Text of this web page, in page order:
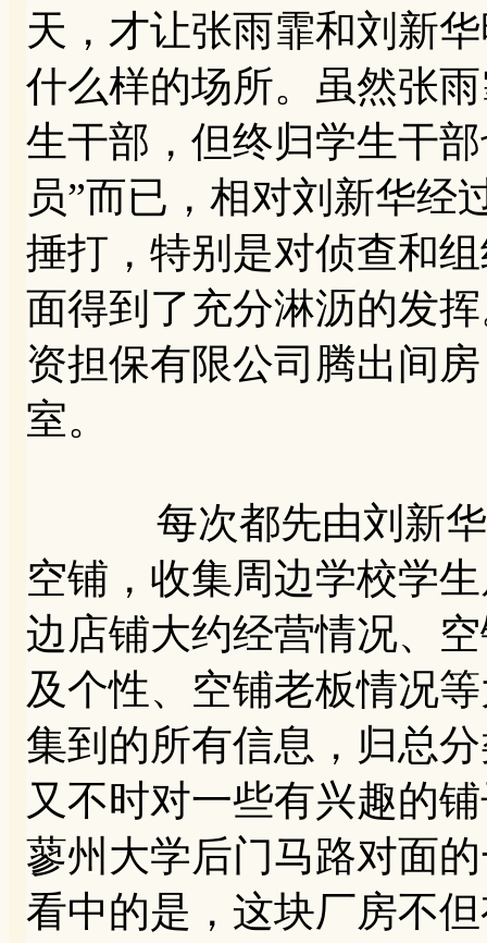
天，才让张雨霏和刘新
什么样的场所。虽然张
生干部，但终归学生干
员”而已，相对刘新华经
捶打，特别是对侦查和
面得到了充分淋沥的发
资担保有限公司腾出间
室。
每次都先由刘新华去
空铺，收集周边学校学
边店铺大约经营情况、
及个性、空铺老板情况
集到的所有信息，归总
又不时对一些有兴趣的
蓼州大学后门马路对面
看中的是，这块厂房不